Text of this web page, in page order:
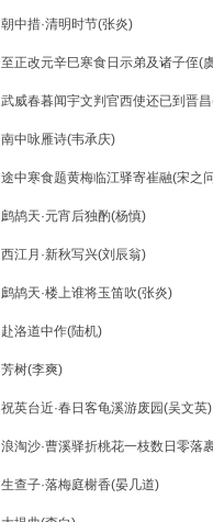
朝中措·清明时节(张炎)
至正改元辛巳寒食日示弟及诸子侄(
武威春暮闻宇文判官西使还已到晋
南中咏雁诗(韦承庆)
途中寒食题黄梅临江驿寄崔融(宋之
鹧鸪天·元宵后独酌(杨慎)
西江月·新秋写兴(刘辰翁)
鹧鸪天·楼上谁将玉笛吹(张炎)
赴洛道中作(陆机)
芳树(李爽)
祝英台近·春日客龟溪游废园(吴文英)
浪淘沙·曹溪驿折桃花一枝数日零落
生查子·落梅庭榭香(晏几道)